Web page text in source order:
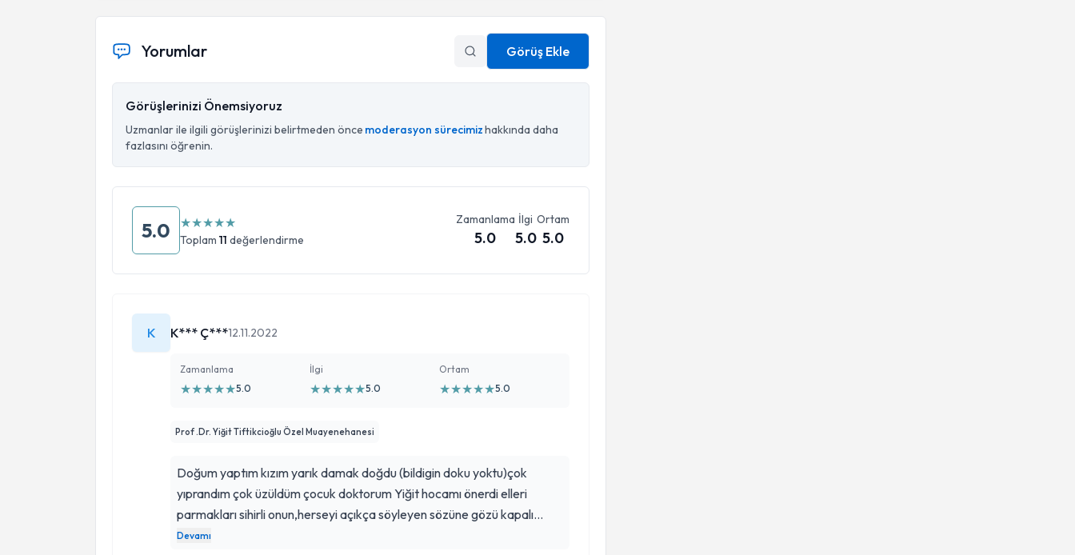
Yorumlar Görüş Ekle
Görüşlerinizi Önemsiyoruz
Uzmanlar ile ilgili görüşlerinizi belirtmeden önce moderasyon sürecimizhakkında daha
fazlasını öğrenin.
5.0 ★★★★★
Toplam 11 değerlendirme
Zamanlama
5.0
İlgi
5.0
Ortam
5.0
K K*** Ç***12.11.2022
Zamanlama
★★★★★5.0
İlgi
★★★★★5.0
Ortam
★★★★★5.0
Prof .Dr. Yiğit Tiftikcioğlu Özel Muayenehanesi
Doğum yaptım kızım yarık damak doğdu (bildigin doku yoktu)çok
yıprandım çok üzüldüm çocuk doktorum Yiğit hocamı önerdi elleri
parmakları sihirli onun,herseyi açıkça söyleyen sözüne gözü kapalı
güvenebileceğiniz ,hastasını dinleyen yönlendiren bi doktor asla
Devamı